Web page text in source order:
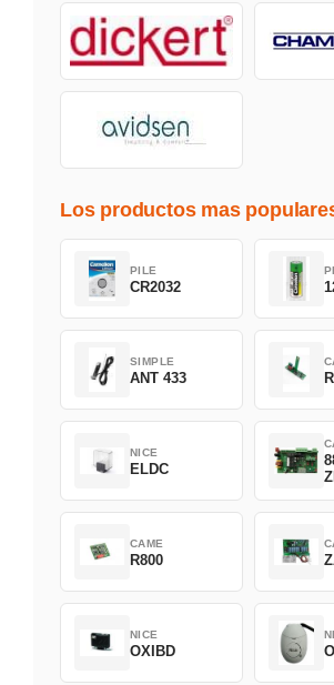
Los productos mas
PILE
CR2032
SIMPLE
ANT 433
NICE
ELDC
CAME
R800
NICE
OXIBD